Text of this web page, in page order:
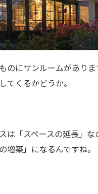
のにサンルームがありま
てくるかどうか。
は「スペースの延長」
増築」になるんですね。